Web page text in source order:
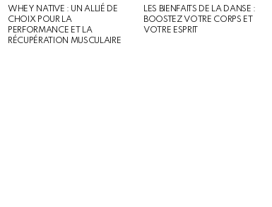
WHEY NATIVE : UN ALLIÉ DE
CHOIX POUR LA
PERFORMANCE ET LA
RÉCUPÉRATION MUSCULAIRE
LES BIENFAITS DE LA DANSE :
BOOSTEZ VOTRE CORPS ET
VOTRE ESPRIT